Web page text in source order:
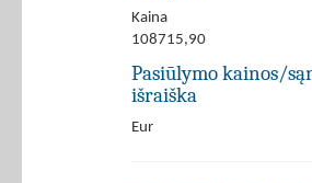
Kaina
108715,90
Pasiūlymo kainos/
išraiška
Eur